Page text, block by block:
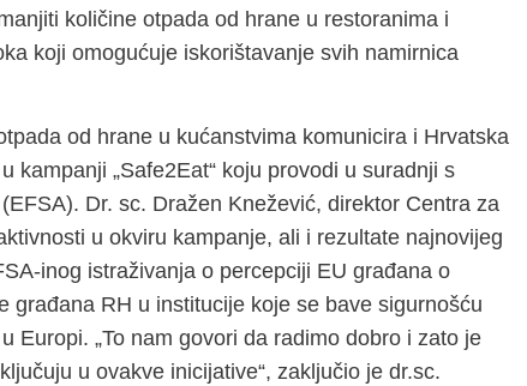
količine otpada od hrane u restoranima i
koji omogućuje iskorištavanje svih namirnica
od hrane u kućanstvima komunicira i Hrvatska
kampanji „Safe2Eat“ koju provodi u suradnji s
Dr. sc. Dražen Knežević, direktor Centra za
u okviru kampanje, ali i rezultate najnovijeg
inog istraživanja o percepciji EU građana o
građana RH u institucije koje se bave sigurnošću
Europi. „To nam govori da radimo dobro i zato je
u ovakve inicijative“, zaključio je dr.sc.